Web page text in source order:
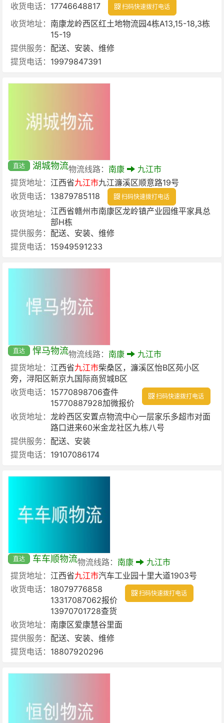
收货电话： 17746648817 扫码快速拨打电话
收货地址： 南康龙岭西区红土地物流园4栋A13,15-18,3栋
15-19
提供服务： 配送、安装、维修
提货电话： 19979847391
直达 湖城物流物流线路： 南康
九江市
提货地址： 江西省九江市九江濂溪区顺意路19号
收货电话： 13879785118 扫码快速拨打电话
收货地址： 江西省赣州市南康区龙岭镇产业园维平家具总
部H栋
提供服务： 配送、安装、维修
提货电话： 15949591233
直达 悍马物流物流线路： 南康
九江市
提货地址： 江西省九江市柴桑区，濂溪区怡B区苑小区
旁，浔阳区新京九国际商贸城B区
收货电话： 15770898706查件
15770887928加微报价
扫码快速拨打电话
收货地址： 龙岭西区安置点物流中心一层家乐多超市对面
路口进来60米金龙社区九栋八号
提供服务： 配送、安装
提货电话： 19107086174
直达 车车顺物流物流线路： 南康
九江市
提货地址： 江西省九江市汽车工业园十里大道1903号
收货电话： 18079776858
13317087062报价
13970701728查货
扫码快速拨打电话
收货地址： 南康区爱康慧谷里面
提供服务： 配送、安装、维修
提货电话： 18807920296